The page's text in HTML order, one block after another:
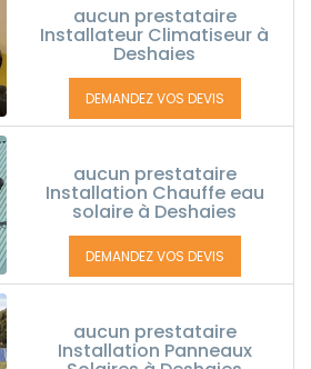
aucun prestataire
Installateur Climatiseur à
Deshaies
DEMANDEZ VOS DEVIS
aucun prestataire
Installation Chauffe eau
solaire à Deshaies
DEMANDEZ VOS DEVIS
aucun prestataire
Installation Panneaux